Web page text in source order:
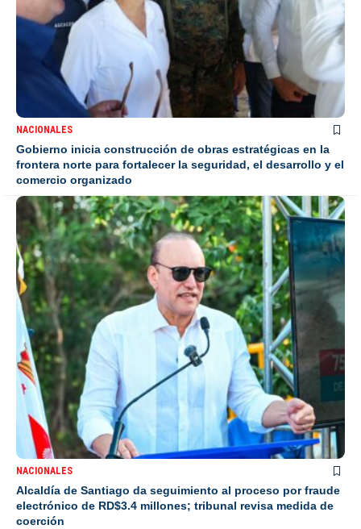
NACIONALES
Gobierno inicia construcción de obras estratégicas en la
frontera norte para fortalecer la seguridad, el desarrollo y el
comercio organizado
NACIONALES
Alcaldía de Santiago da seguimiento al proceso por fraude
electrónico de RD$3.4 millones; tribunal revisa medida de
coerción